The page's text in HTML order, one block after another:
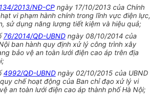
134/2013/NĐ-CP ngày 17/10/2013 của Chính
vi phạm hành chính trong lĩnh vực điện lực,
sử dụng năng lượng tiết kiệm và hiệu quả;
76/2014/QĐ-UBND ngày 08/10/2014 của
ban hành quy định xử lý công trình xây
bảo vệ an toàn lưới điện cao áp trên địa
4992/QĐ-UBND ngày 02/10/2015 của UBND
chế hoạt động của Ban chỉ đạo xử lý vi
an toàn lưới điện cao áp thành phố Hà Nội;